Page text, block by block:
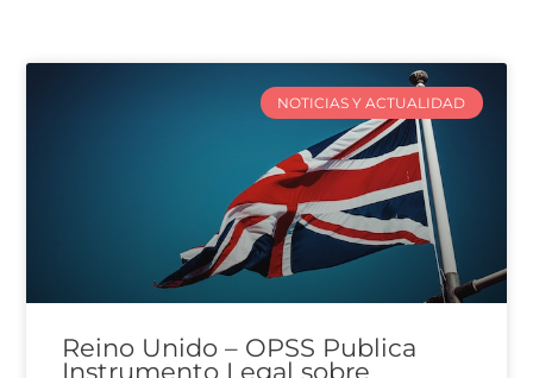
NOTICIAS Y ACTUALIDAD
Reino Unido – OPSS Publica
Instrumento Legal sobre